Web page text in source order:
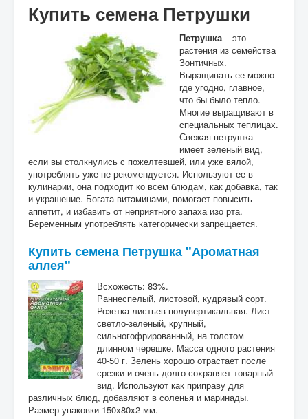
Купить семена Петрушки
Петрушка– это
растения из семейства
Зонтичных.
Выращивать ее можно
где угодно, главное,
что бы было тепло.
Многие выращивают в
специальных теплицах.
Свежая петрушка
имеет зеленый вид,
если вы столкнулись с пожелтевшей, или уже вялой,
употреблять уже не рекомендуется. Используют ее в
кулинарии, она подходит ко всем блюдам, как добавка, так
и украшение. Богата витаминами, помогает повысить
аппетит, и избавить от неприятного запаха изо рта.
Беременным употреблять категорически запрещается.
Купить семена Петрушка "Ароматная
аллея"
Всхожесть: 83%.
Раннеспелый, листовой, кудрявый сорт.
Розетка листьев полувертикальная. Лист
светло-зеленый, крупный,
сильногофрированный, на толстом
длинном черешке. Масса одного растения
40-50 г. Зелень хорошо отрастает после
срезки и очень долго сохраняет товарный
вид. Используют как приправу для
различных блюд, добавляют в соленья и маринады.
Размер упаковки 150x80x2 мм.